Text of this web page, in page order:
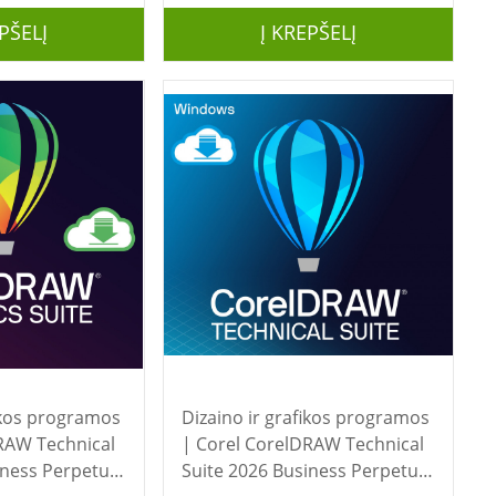
Į KREPŠELĮ
programos
Perpetual
Dizaino ir grafikos programos
| Corel CorelDRAW Technical
Suite 2026 Business Perpetual